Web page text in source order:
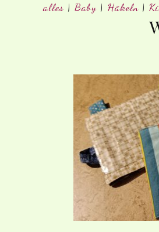
alles | Baby | Häkeln |